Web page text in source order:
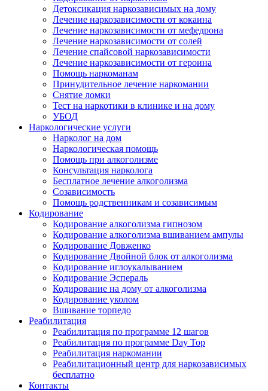
Детоксикация наркозависимых на дому
Лечение наркозависимости от кокаина
Лечение наркозависимости от мефедрона
Лечение наркозависимости от солей
Лечение спайсовой наркозависимости
Лечение наркозависимости от героина
Помощь наркоманам
Принудительное лечение наркомании
Снятие ломки
Тест на наркотики в клинике и на дому
УБОД
Наркологические услуги
Нарколог на дом
Наркологическая помощь
Помощь при алкоголизме
Консультация нарколога
Бесплатное лечение алкоголизма
Созависимость
Помощь родственникам и созависимым
Кодирование
Кодирование алкоголизма гипнозом
Кодирование алкоголизма вшиванием ампулы
Кодирование Довженко
Кодирование Двойной блок от алкоголизма
Кодирование иглоукалыванием
Кодирование Эспераль
Кодирование на дому от алкоголизма
Кодирование уколом
Вшивание торпедо
Реабилитация
Реабилитация по программе 12 шагов
Реабилитация по программе Day Top
Реабилитация наркомании
Реабилитационный центр для наркозависимых
бесплатно
Контакты